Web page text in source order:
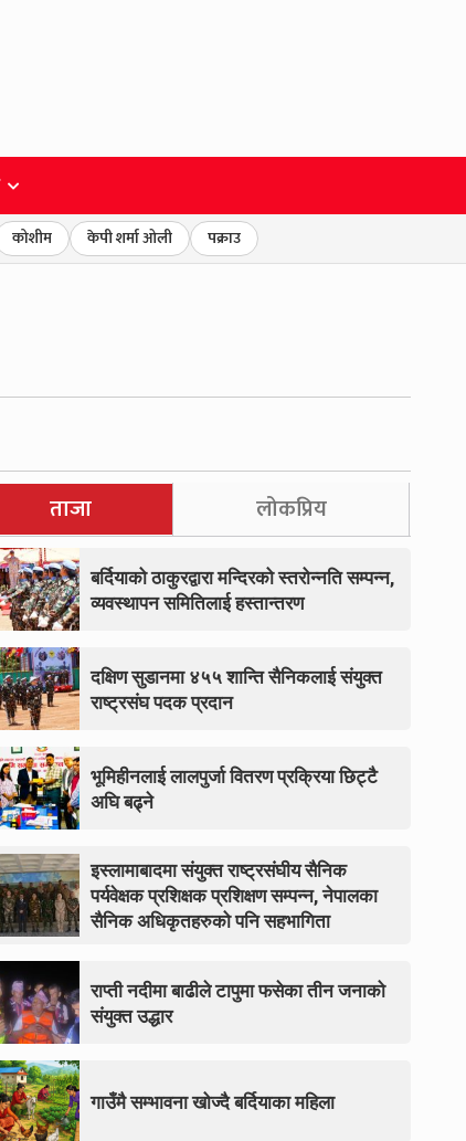
कोशीम केपी शर्मा ओली पक्राउ
ताजा लोकप्रिय
बर्दियाको ठाकुरद्वारा मन्दिरको स्तरोन्नति सम्पन्न,
व्यवस्थापन समितिलाई हस्तान्तरण
दक्षिण सुडानमा ४५५ शान्ति सैनिकलाई संयुक्त
राष्ट्रसंघ पदक प्रदान
भूमिहीनलाई लालपुर्जा वितरण प्रक्रिया छिट्टै
अघि बढ्ने
इस्लामाबादमा संयुक्त राष्ट्रसंघीय सैनिक
पर्यवेक्षक प्रशिक्षक प्रशिक्षण सम्पन्न, नेपालका
सैनिक अधिकृतहरुको पनि सहभागिता
राप्ती नदीमा बाढीले टापुमा फसेका तीन जनाको
संयुक्त उद्धार
गाउँमै सम्भावना खोज्दै बर्दियाका महिला